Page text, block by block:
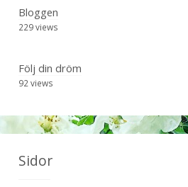
Bloggen
229 views
Följ din dröm
92 views
Sidor